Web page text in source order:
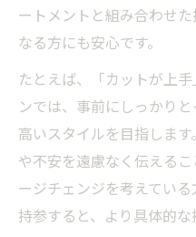
ートメントと組み合わせ
なる方にも安心です。
たとえば、「カットが上
ンでは、事前にしっかり
高いスタイルを目指しま
や不安を遠慮なく伝える
ージチェンジを考えてい
持参すると、より具体的な